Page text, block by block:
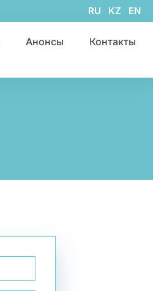
RU KZ EN
Анонсы Контакты